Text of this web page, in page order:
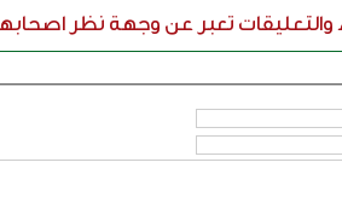
والتعليقات تعبر عن وجهة نظر